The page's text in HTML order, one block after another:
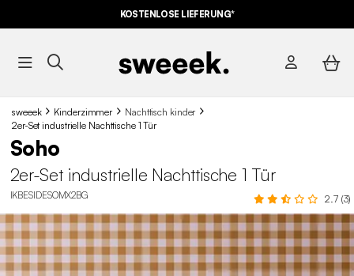
KOSTENLOSE LIEFERUNG*
sweeek Kinderzimmer
Nachttisch kinder
2er-Set industrielle Nachttische 1 Tür
Soho
2er-Set industrielle Nachttische 1 Tür
IKBESIDESOMX2BG 2.7 (3)